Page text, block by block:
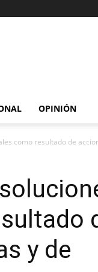
OPINIÓN
como resultado de
y de